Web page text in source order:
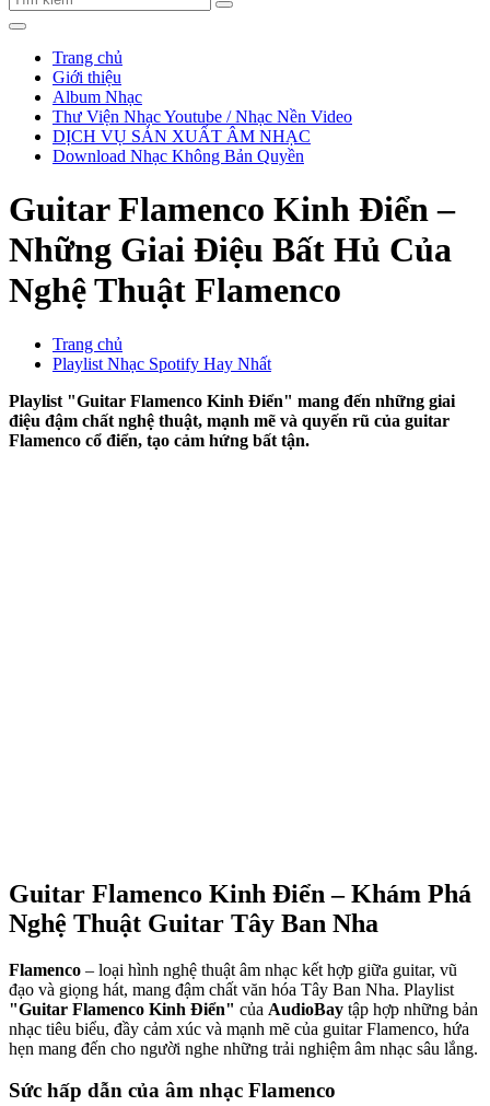
Trang chủ
Giới thiệu
Album Nhạc
Thư Viện Nhạc Youtube / Nhạc Nền Video
DỊCH VỤ SẢN XUẤT ÂM NHẠC
Download Nhạc Không Bản Quyền
Guitar Flamenco Kinh Điển –
Những Giai Điệu Bất Hủ Của
Nghệ Thuật Flamenco
Trang chủ
Playlist Nhạc Spotify Hay Nhất
Playlist "Guitar Flamenco Kinh Điển" mang đến những giai
điệu đậm chất nghệ thuật, mạnh mẽ và quyến rũ của guitar
Flamenco cổ điển, tạo cảm hứng bất tận.
Guitar Flamenco Kinh Điển – Khám Phá
Nghệ Thuật Guitar Tây Ban Nha
Flamenco – loại hình nghệ thuật âm nhạc kết hợp giữa guitar, vũ
đạo và giọng hát, mang đậm chất văn hóa Tây Ban Nha. Playlist
"Guitar Flamenco Kinh Điển" của AudioBay tập hợp những bản
nhạc tiêu biểu, đầy cảm xúc và mạnh mẽ của guitar Flamenco, hứa
hẹn mang đến cho người nghe những trải nghiệm âm nhạc sâu lắng.
Sức hấp dẫn của âm nhạc Flamenco